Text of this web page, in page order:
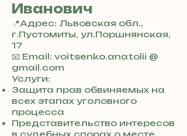
Иванович
📍Адрес: Львовская обл.,
г.Пустомиты, ул.Поршнянская,
17
+
3
8
0
7
3
0
4
📧 Email: voitsenko.anatolii @
gmail.com
Услуги:
Защита прав обвиняемых на
всех этапах уголовного
процесса
Представительство интересов
в судебных спорах о месте